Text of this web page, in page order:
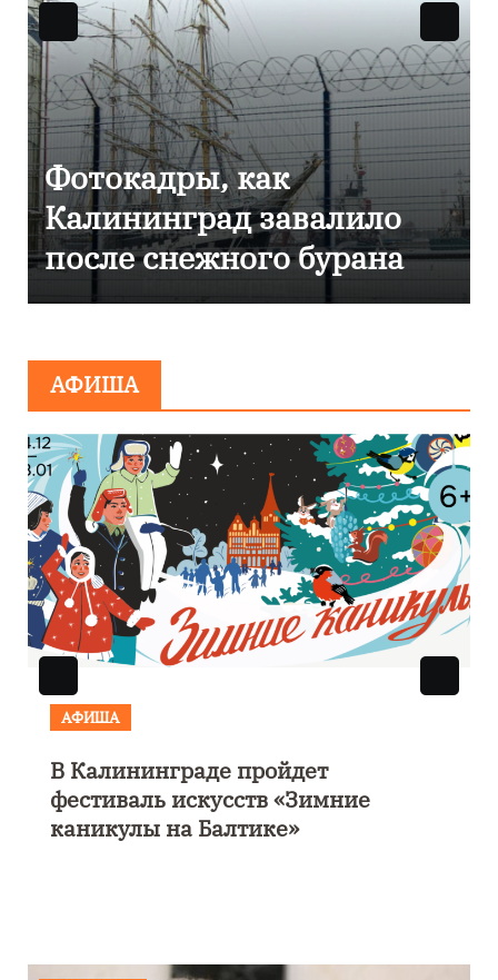
Фоторепортаж как в
Калининграде
эвакуировали ТЦ из-за
сообщения о
АФИША
АФИША
В Калининграде пройдет
фестиваль искусств «Зимние
каникулы на Балтике»